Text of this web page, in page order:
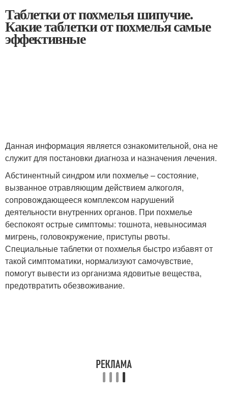
Таблетки от похмелья шипучие.
Какие таблетки от похмелья самые
эффективные
Данная информация является ознакомительной, она не
служит для постановки диагноза и назначения лечения.
Абстинентный синдром или похмелье – состояние,
вызванное отравляющим действием алкоголя,
сопровождающееся комплексом нарушений
деятельности внутренних органов. При похмелье
беспокоят острые симптомы: тошнота, невыносимая
мигрень, головокружение, приступы рвоты.
Специальные таблетки от похмелья быстро избавят от
такой симптоматики, нормализуют самочувствие,
помогут вывести из организма ядовитые вещества,
предотвратить обезвоживание.